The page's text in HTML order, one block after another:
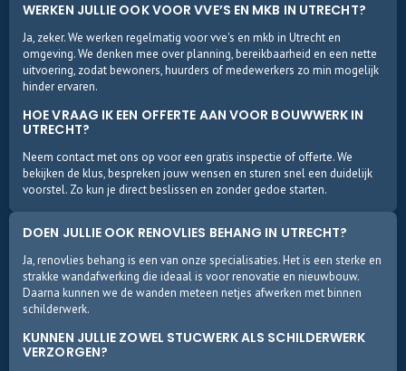
WERKEN JULLIE OOK VOOR VVE’S EN MKB IN UTRECHT?
Ja, zeker. We werken regelmatig voor vve's en mkb in Utrecht en
omgeving. We denken mee over planning, bereikbaarheid en een nette
uitvoering, zodat bewoners, huurders of medewerkers zo min mogelijk
hinder ervaren.
HOE VRAAG IK EEN OFFERTE AAN VOOR BOUWWERK IN
UTRECHT?
Neem contact met ons op voor een gratis inspectie of offerte. We
bekijken de klus, bespreken jouw wensen en sturen snel een duidelijk
voorstel. Zo kun je direct beslissen en zonder gedoe starten.
DOEN JULLIE OOK RENOVLIES BEHANG IN UTRECHT?
Ja, renovlies behang is een van onze specialisaties. Het is een sterke en
strakke wandafwerking die ideaal is voor renovatie en nieuwbouw.
Daarna kunnen we de wanden meteen netjes afwerken met binnen
schilderwerk.
KUNNEN JULLIE ZOWEL STUCWERK ALS SCHILDERWERK
VERZORGEN?